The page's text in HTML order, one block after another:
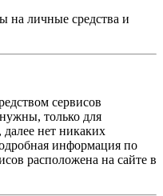
на личные средства и
сервисов
только для
нет никаких
информация по
расположена на сайте в